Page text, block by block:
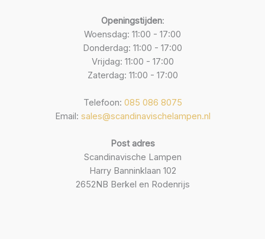
Openingstijden:
Woensdag: 11:00 - 17:00
Donderdag: 11:00 - 17:00
Vrijdag: 11:00 - 17:00
Zaterdag: 11:00 - 17:00
Telefoon: 085 086 8075
Email: sales@scandinavischelampen.nl
Post adres
Scandinavische Lampen
Harry Banninklaan 102
2652NB Berkel en Rodenrijs